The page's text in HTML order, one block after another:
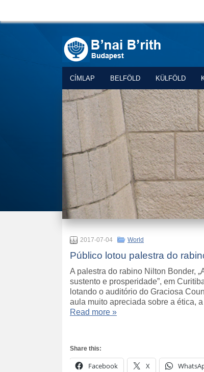
CÍMLAP BELFÖLD KÜLFÖLD
2017-07-04 World
Público lotou palestra do
A palestra do rabino Nilton Bonder,
sustento e prosperidade”, em
lotando o auditório do Graciosa
aula muito apreciada sobre a ética,
Read more »
Share this:
Facebook X